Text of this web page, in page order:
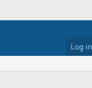
Log in